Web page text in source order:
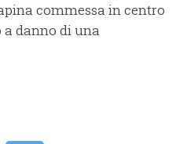
commessa in centro
a danno di una